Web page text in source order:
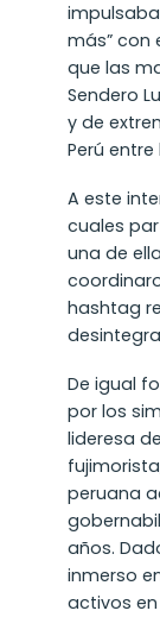
más” con
que las
Sendero
y de
Perú
A este
cuales
una de
hashtag
De igual
por los
lideresa
peruana
años.
inmerso
activos